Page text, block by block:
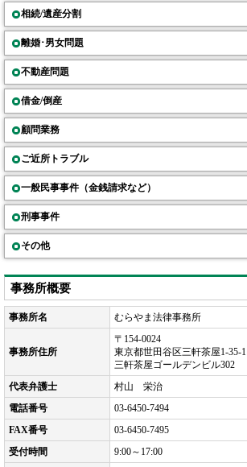
相続/遺産分割
離婚･男女問題
不動産問題
借金/倒産
顧問業務
ご近所トラブル
一般民事事件（金銭請求など）
刑事事件
その他
事務所概要
事務所名 むらやま法律事務所
事務所住所
〒154-0024
東京都世田谷区三軒茶屋1-35-1
三軒茶屋ゴールデンビル302
代表弁護士
村山 栄治
電話番号
03-6450-7494
FAX番号
03-6450-7495
受付時間
9:00～17:00